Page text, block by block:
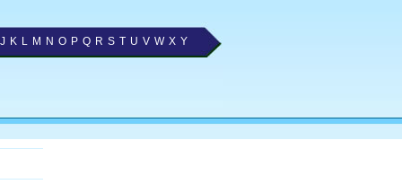
J K L M N O P Q R S T U V W X Y